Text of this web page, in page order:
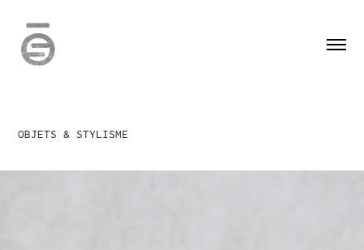
OBJETS & STYLISME